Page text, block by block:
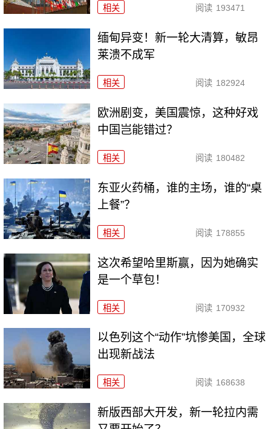
相关 阅读 193471
缅甸异变！新一轮大清算，敏昂
莱溃不成军
相关 阅读 182924
欧洲剧变，美国震惊，这种好戏
中国岂能错过？
相关 阅读 180482
东亚火药桶，谁的主场，谁的“桌
上餐”？
相关 阅读 178855
这次希望哈里斯赢，因为她确实
是一个草包！
相关 阅读 170932
以色列这个“动作”坑惨美国，全球
出现新战法
相关 阅读 168638
新版西部大开发，新一轮拉内需